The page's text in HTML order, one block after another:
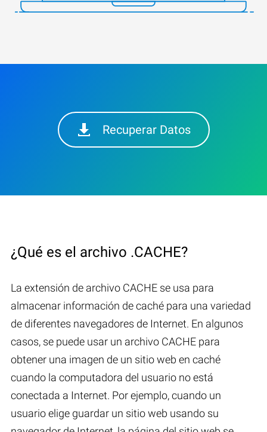
Recuperar Datos
¿Qué es el archivo .CACHE?
La extensión de archivo CACHE se usa para
almacenar información de caché para una variedad
de diferentes navegadores de Internet. En algunos
casos, se puede usar un archivo CACHE para
obtener una imagen de un sitio web en caché
cuando la computadora del usuario no está
conectada a Internet. Por ejemplo, cuando un
usuario elige guardar un sitio web usando su